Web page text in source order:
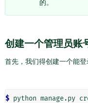
的。
创建一个管理员账
首先，我们得创建一个能
$